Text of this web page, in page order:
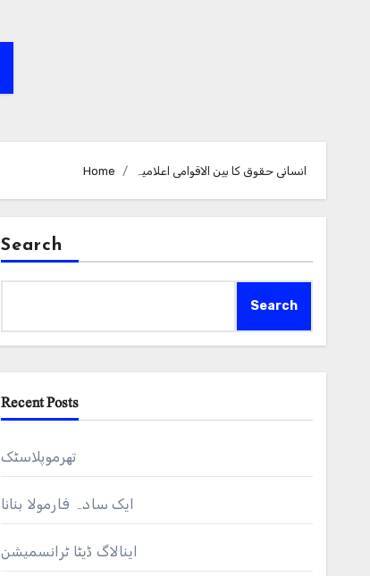
Home انسانی حقوق کا بین الاقوامی اعلامیہ
Search
Search
Recent Posts
تھرموپلاسٹک
ایک سادہ فارمولا بنانا
اینالاگ ڈیٹا ٹرانسمیشن